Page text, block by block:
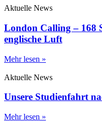
Aktuelle News
London Calling – 168
englische Luft
Mehr lesen »
Aktuelle News
Unsere Studienfahrt
Mehr lesen »